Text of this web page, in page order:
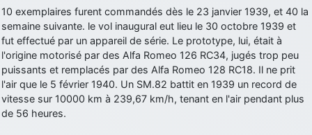
little boy : je vous souhaite un bon réveillon pour cette nouvelle
année!
jericho: Merci D9pouces, à mon tour de souhaiter un Joyeux Noël
et de bonnes fêtes de fin d'année.
d9pouces: Joyeux Noël à tous !
d9pouces : mais tu peux tenter l'un des rares lycées militaires
comme le Prytanée dans la Sarthe, ça ne peut pas faire de mal !
10 exemplaires furent commandés dès le 23 janvier 1939, et 40 la
semaine suivante. le vol inaugural eut lieu le 30 octobre 1939 et
fut effectué par un appareil de série. Le prototype, lui, était à
l'origine motorisé par des Alfa Romeo 126 RC34, jugés trop peu
puissants et remplacés par des Alfa Romeo 128 RC18. Il ne prit
l'air que le 5 février 1940. Un SM.82 battit en 1939 un record de
vitesse sur 10000 km à 239,67 km/h, tenant en l'air pendant plus
de 56 heures.